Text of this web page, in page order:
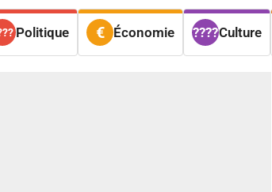
Politique Économie Culture